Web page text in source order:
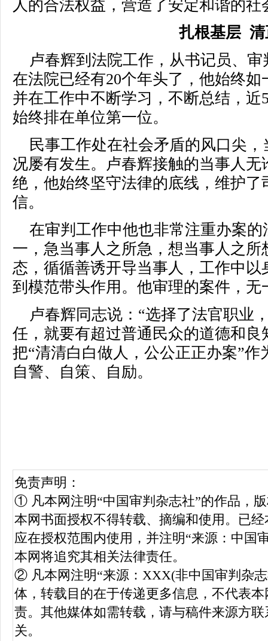
人的合法权益，营造了安定和谐的社
扎根基层 清
卢春辉到法院工作，从书记员、
在法院已经有20个年头了，他始终
并在工作中不断学习，不断总结，
始终排在单位第一位。
民事工作处在社会矛盾的风口尖
况屡有发生。卢春辉接触的当事人
绝，他始终坚守法律的底线，维护
信。
在审判工作中他也非常注重办案
一，急当事人之所急，想当事人之
态，循循善诱开导当事人，工作中
到模范带头作用。他审理的案件，
卢春辉同志说：“选择了法官职业
任，就要有超过普通民众的道德和良
把“清清白白做人，公公正正办案”
自警、自策、自励。
免责声明：
① 凡本网注明“中国审判杂志社”的作品，
本网书面授权不得转载、摘编和使用。已
应在授权范围内使用，并注明“来源：中国
本网将追究其相关法律责任。
② 凡本网注明“来源：XXX(非中国审判杂
体，转载目的在于传递更多信息，不代表
责。其他媒体如需转载，请与稿件来源方
关。